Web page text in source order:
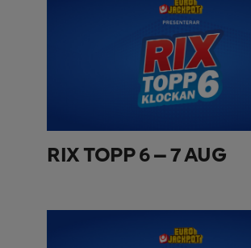
RIX TOPP 6 – 7 AUG